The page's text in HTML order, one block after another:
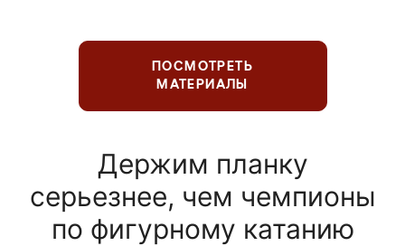
ПОСМОТРЕТЬ
МАТЕРИАЛЫ
Держим планку
серьезнее, чем чемпионы
по фигурному катанию